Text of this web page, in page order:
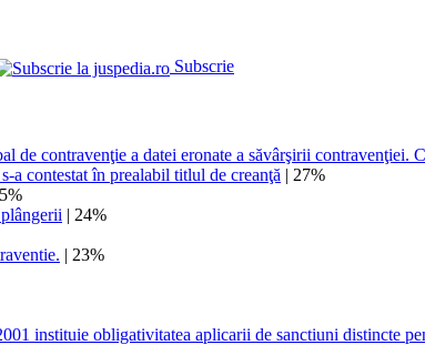
Subscrie
de contravenţie a datei eronate a săvârşirii contravenţiei.
a contestat în prealabil titlul de creanţă | 27%
| 24%
| 23%
instituie obligativitatea aplicarii de sanctiuni distincte